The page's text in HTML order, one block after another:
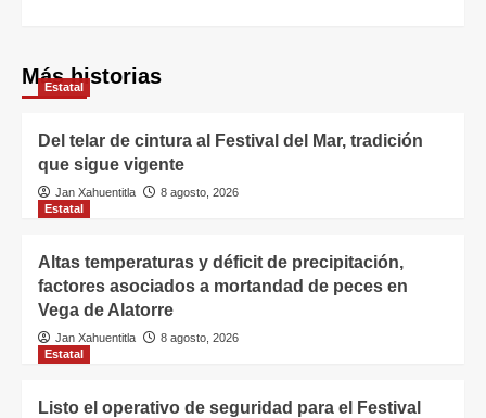
Más historias
Estatal
Del telar de cintura al Festival del Mar, tradición
que sigue vigente
Jan Xahuentitla
8 agosto, 2026
Estatal
Altas temperaturas y déficit de precipitación,
factores asociados a mortandad de peces en
Vega de Alatorre
Jan Xahuentitla
8 agosto, 2026
Estatal
Listo el operativo de seguridad para el Festival